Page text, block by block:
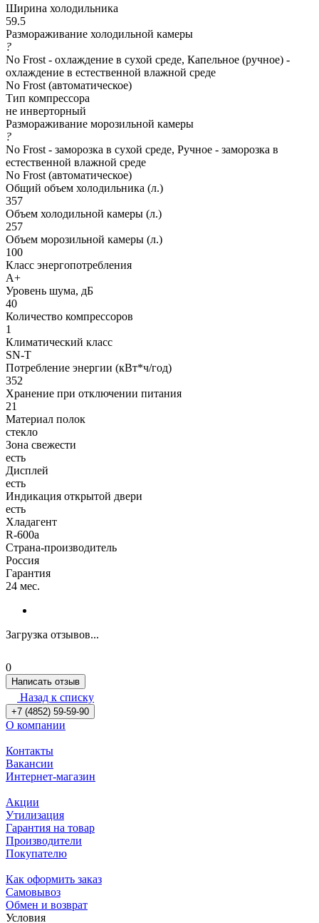
Ширина холодильника
59.5
Размораживание холодильной камеры
?
No Frost - охлаждение в сухой среде, Капельное (ручное) -
охлаждение в естественной влажной среде
No Frost (автоматическое)
Тип компрессора
не инверторный
Размораживание морозильной камеры
?
No Frost - заморозка в сухой среде, Ручное - заморозка в
естественной влажной среде
No Frost (автоматическое)
Общий объем холодильника (л.)
357
Объем холодильной камеры (л.)
257
Объем морозильной камеры (л.)
100
Класс энергопотребления
A+
Уровень шума, дБ
40
Количество компрессоров
1
Климатический класс
SN-T
Потребление энергии (кВт*ч/год)
352
Хранение при отключении питания
21
Материал полок
стекло
Зона свежести
есть
Дисплей
есть
Индикация открытой двери
есть
Хладагент
R-600a
Страна-производитель
Россия
Гарантия
24 мес.
Загрузка отзывов...
0
Написать отзыв
Назад к списку
+7 (4852) 59-59-90
О компании
Контакты
Вакансии
Интернет-магазин
Акции
Утилизация
Гарантия на товар
Производители
Покупателю
Как оформить заказ
Самовывоз
Обмен и возврат
Условия